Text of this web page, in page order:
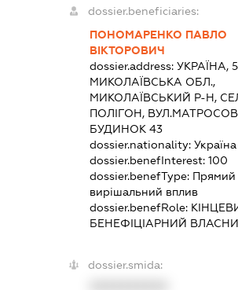
dossier.beneficiaries:
ПОНОМАРЕНКО ПАВЛО
ВІКТОРОВИЧ
dossier.address: УКРАЇНА,
МИКОЛАЇВСЬКА ОБЛ.,
МИКОЛАЇВСЬКИЙ Р-Н,
ПОЛІГОН,
БУДИНОК 43
dossier.nationality: Україна
dossier.benefInterest: 100
dossier.benefType: Прямий
вирішальний вплив
dossier.benefRole:
БЕНЕФІЦІАРНИЙ
dossier.smida: